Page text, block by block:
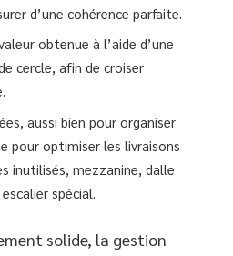
d’une cohérence parfaite.
obtenue à l’aide d’une
cercle, afin de croiser
aussi bien pour organiser
pour optimiser les livraisons
inutilisés, mezzanine, dalle
spécial.
solide, la gestion